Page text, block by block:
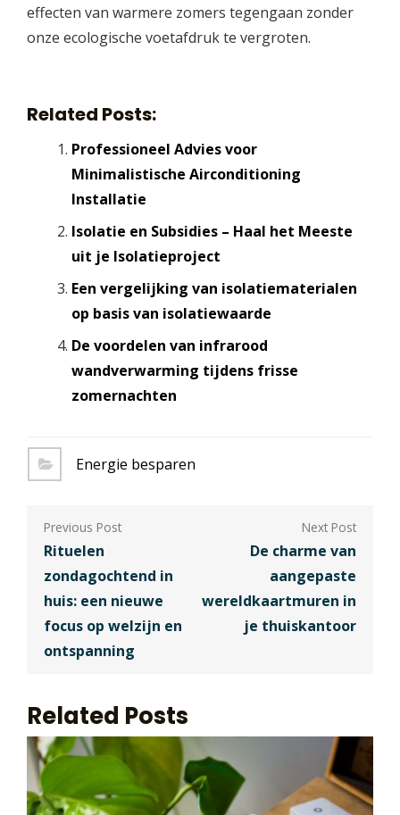
effecten van warmere zomers tegengaan zonder
onze ecologische voetafdruk te vergroten.
Related Posts:
Professioneel Advies voor
Minimalistische Airconditioning
Installatie
Isolatie en Subsidies – Haal het Meeste
uit je Isolatieproject
Een vergelijking van isolatiematerialen
op basis van isolatiewaarde
De voordelen van infrarood
wandverwarming tijdens frisse
zomernachten
Energie besparen
Berichtnavigatie
Rituelen
zondagochtend in
huis: een nieuwe
focus op welzijn en
ontspanning
De charme van
aangepaste
wereldkaartmuren in
je thuiskantoor
Related Posts